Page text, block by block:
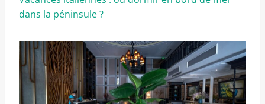
dans la péninsule ?